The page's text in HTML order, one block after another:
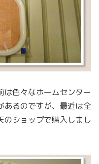
は色々なホームセンター
あるのですが、最近は全
のショップで購入しまし